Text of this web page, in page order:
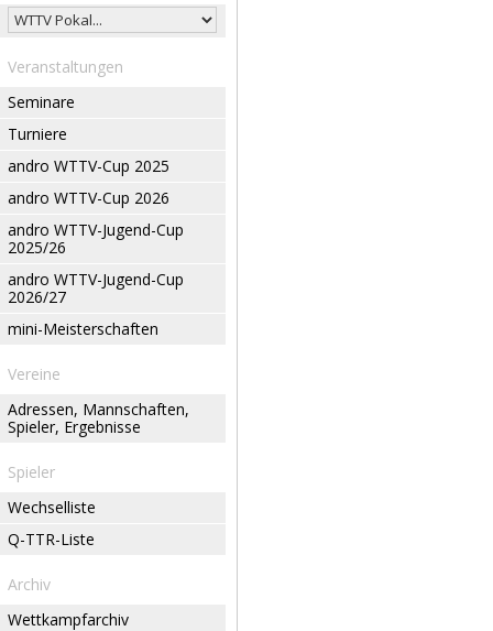
Veranstaltungen
Seminare
Turniere
andro WTTV-Cup 2025
andro WTTV-Cup 2026
andro WTTV-Jugend-Cup
2025/26
andro WTTV-Jugend-Cup
2026/27
mini-Meisterschaften
Vereine
Adressen, Mannschaften,
Spieler, Ergebnisse
Spieler
Wechselliste
Q-TTR-Liste
Archiv
Wettkampfarchiv